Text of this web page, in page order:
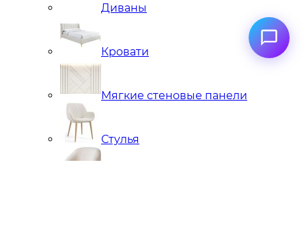
Диваны
Кровати
Мягкие стеновые панели
Стулья